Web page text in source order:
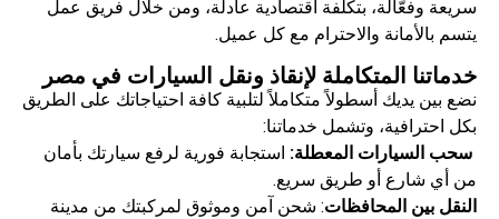
سريعة وفعّالة، بتكلفة اقتصادية عادلة، ومن خلال فريق عمل
يتسم بالأمانة والاحترام مع كل عميل.
خدماتنا المتكاملة لإنقاذ ونقل السيارات في مصر
نضع بين يديك أسطولاً متكاملاً لتلبية كافة احتياجاتك على الطريق
بكل احترافية، وتشمل خدماتنا:
سحب السيارات المعطلة: استجابة فورية لرفع سيارتك بأمان
من أي شارع أو طريق سريع.
النقل بين المحافظات: شحن آمن وموثوق لمركبتك من مدينة